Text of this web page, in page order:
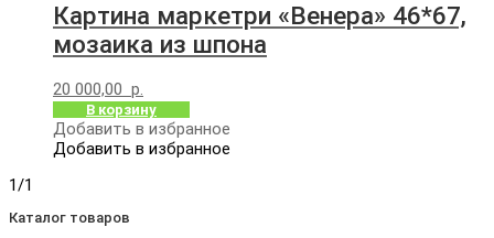
Картина маркетри «Венера» 46*67,
мозаика из шпона
20 000,00 р.
В корзину
Добавить в избранное
Добавить в избранное
1/1
Каталог товаров